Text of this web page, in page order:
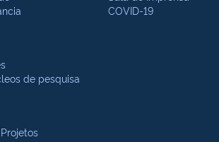
de pesquisa
COVID-19